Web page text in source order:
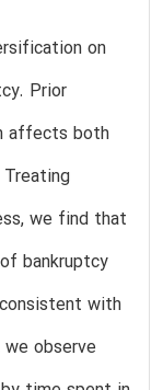
on
Prior
affects both
we find that
bankruptcy
with
observe